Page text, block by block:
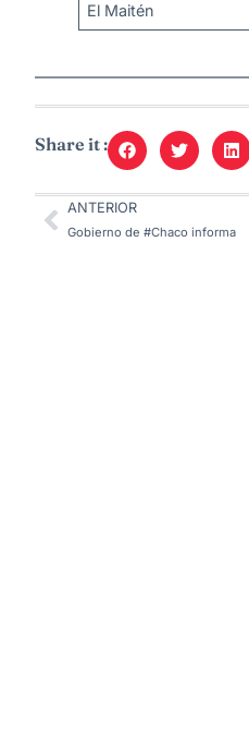
El Maitén
Share it :
ANTERIOR
Gobierno de #Chaco informa